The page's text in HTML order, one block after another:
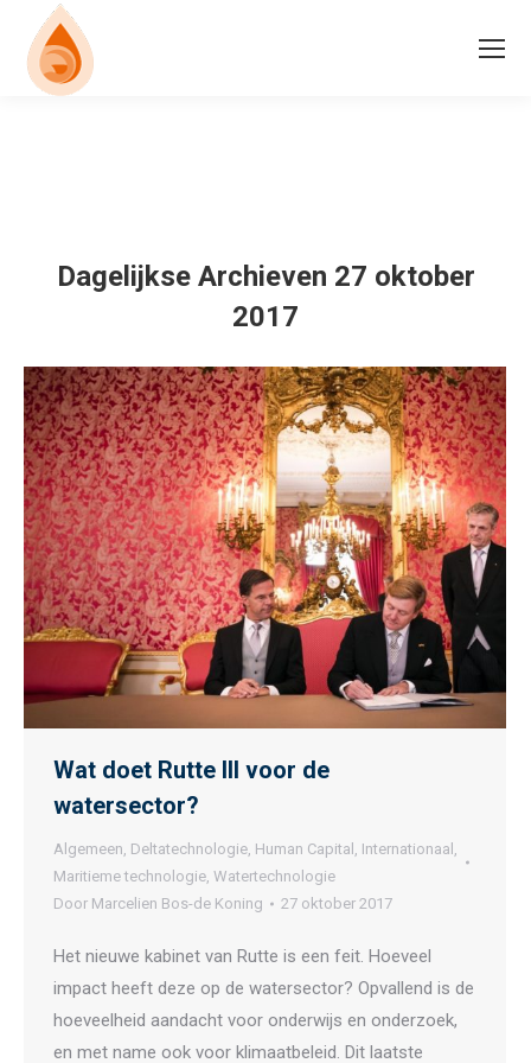
Dagelijkse Archieven 27 oktober
2017
Wat doet Rutte III voor de
watersector?
Algemeen, Deltatechnologie, Human Capital , Internationaal ,
Maritieme technologie, Watertechnologie
Door Marcelien Bos-de Koning 27 oktober 2017
Het nieuwe kabinet van Rutte is een feit. Hoeveel
impact heeft deze op de watersector? Opvallend is de
hoeveelheid aandacht voor onderwijs en onderzoek,
en met name ook voor klimaatbeleid. Dit laatste